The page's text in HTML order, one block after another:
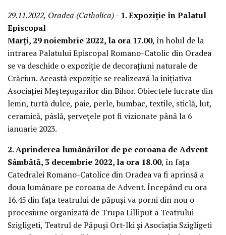
29.11.2022, Oradea (Catholica)- 1. Expoziție în Palatul
Episcopal
Marți, 29 noiembrie 2022, la ora 17.00, în holul de la
intrarea Palatului Episcopal Romano-Catolic din Oradea
se va deschide o expoziție de decorațiuni naturale de
Crăciun. Această expoziție se realizează la inițiativa
Asociației Meșteșugarilor din Bihor. Obiectele lucrate din
lemn, turtă dulce, paie, perle, bumbac, textile, sticlă, lut,
ceramică, pâslă, șervețele pot fi vizionate până la 6
ianuarie 2023.
2. Aprinderea lumânărilor de pe coroana de Advent
Sâmbătă, 3 decembrie 2022, la ora 18.00, în fața
Catedralei Romano-Catolice din Oradea va fi aprinsă a
doua lumânare pe coroana de Advent. Începând cu ora
16.45 din fața teatrului de păpuși va porni din nou o
procesiune organizată de Trupa Lilliput a Teatrului
Szigligeti, Teatrul de Păpuși Ort-Iki și Asociația Szigligeti